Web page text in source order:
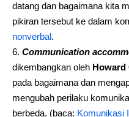
datang dan bagaimana kita
pikiran tersebut ke dalam
nonverbal.
Communication
dikembangkan oleh Howard
pada bagaimana dan
mengubah perilaku
berbeda. (baca: Komunikasi